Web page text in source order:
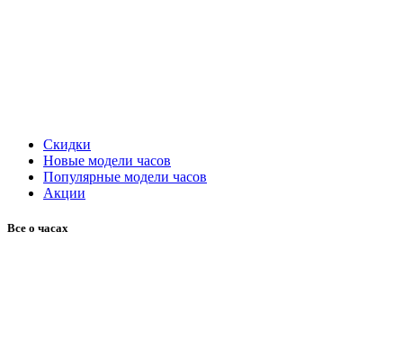
Скидки
Новые модели часов
Популярные модели часов
Акции
Все о часах